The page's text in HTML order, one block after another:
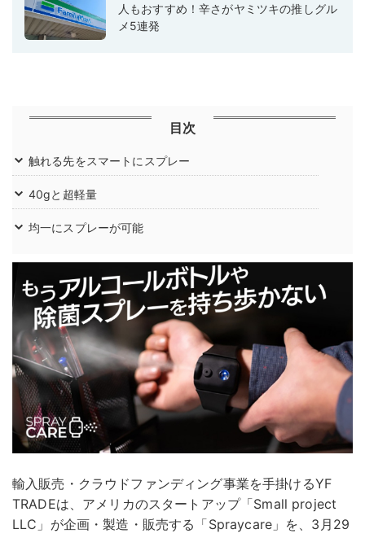
人もおすすめ！辛さがヤミツキの推しグル
メ5連発
目次
触れる先をスマートにスプレー
40gと超軽量
均一にスプレーが可能
輸入販売・クラウドファンディング事業を手掛けるYF
TRADEは、アメリカのスタートアップ「Small project
LLC」が企画・製造・販売する「Spraycare」を、3月29